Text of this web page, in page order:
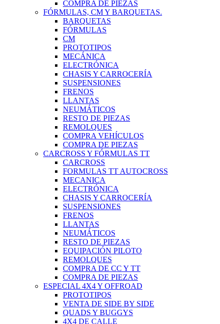
COMPRA DE PIEZAS
FÓRMULAS, CM Y BARQUETAS.
BARQUETAS
FÓRMULAS
CM
PROTOTIPOS
MECÁNICA
ELECTRÓNICA
CHASIS Y CARROCERÍA
SUSPENSIONES
FRENOS
LLANTAS
NEUMÁTICOS
RESTO DE PIEZAS
REMOLQUES
COMPRA VEHÍCULOS
COMPRA DE PIEZAS
CARCROSS Y FÓRMULAS TT
CARCROSS
FORMULAS TT AUTOCROSS
MECANICA
ELECTRÓNICA
CHASIS Y CARROCERÍA
SUSPENSIONES
FRENOS
LLANTAS
NEUMÁTICOS
RESTO DE PIEZAS
EQUIPACIÓN PILOTO
REMOLQUES
COMPRA DE CC Y TT
COMPRA DE PIEZAS
ESPECIAL 4X4 Y OFFROAD
PROTOTIPOS
VENTA DE SIDE BY SIDE
QUADS Y BUGGYS
4X4 DE CALLE